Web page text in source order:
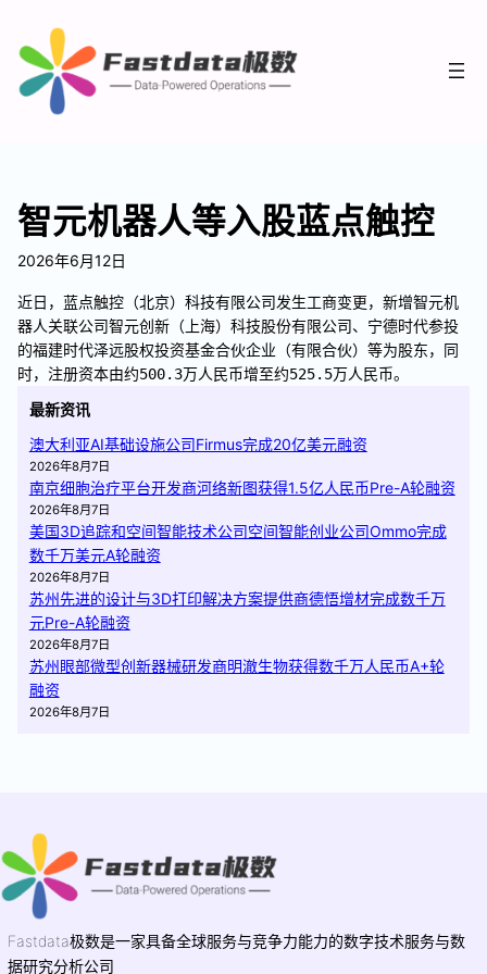
智元机器人等入股蓝点触控
2026年6月12日
近日，蓝点触控（北京）科技有限公司发生工商变更，新增智元机
器人关联公司智元创新（上海）科技股份有限公司、宁德时代参投
的福建时代泽远股权投资基金合伙企业（有限合伙）等为股东，同
时，注册资本由约500.3万人民币增至约525.5万人民币。
最新资讯
澳大利亚AI基础设施公司Firmus完成20亿美元融资
2026年8月7日
南京细胞治疗平台开发商河络新图获得1.5亿人民币Pre-A轮融资
2026年8月7日
美国3D追踪和空间智能技术公司空间智能创业公司Ommo完成
数千万美元A轮融资
2026年8月7日
苏州先进的设计与3D打印解决方案提供商德悟增材完成数千万
元Pre-A轮融资
2026年8月7日
苏州眼部微型创新器械研发商明澈生物获得数千万人民币A+轮
融资
2026年8月7日
Fastdata极数是一家具备全球服务与竞争力能力的数字技术服务与数
据研究分析公司